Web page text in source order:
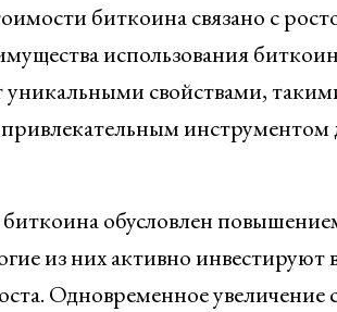
биткоина связано с
использования
свойствами,
привлекательным
обусловлен
из них активно инвестируют
Одновременное